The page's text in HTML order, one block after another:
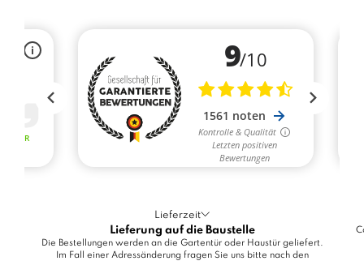
Lieferzeit
Lieferung auf die Baustelle
Die Bestellungen werden an die Gartentür oder Haustür geliefert.
Im Fall einer Adressänderung fragen Sie uns bitte nach den